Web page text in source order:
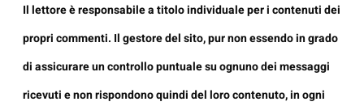
Il lettore è responsabile a titolo individuale per i contenuti dei
propri commenti. Il gestore del sito, pur non essendo in grado
di assicurare un controllo puntuale su ognuno dei messaggi
ricevuti e non rispondono quindi del loro contenuto, in ogni